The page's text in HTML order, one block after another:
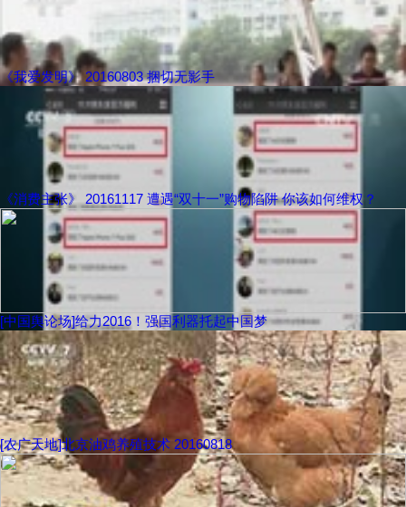
《我爱发明》 20160803 捆切无影手
《消费主张》 20161117 遭遇“双十一”购物陷阱 你该如何维权？
[中国舆论场]给力2016！强国利器托起中国梦
[农广天地]北京油鸡养殖技术 20160818